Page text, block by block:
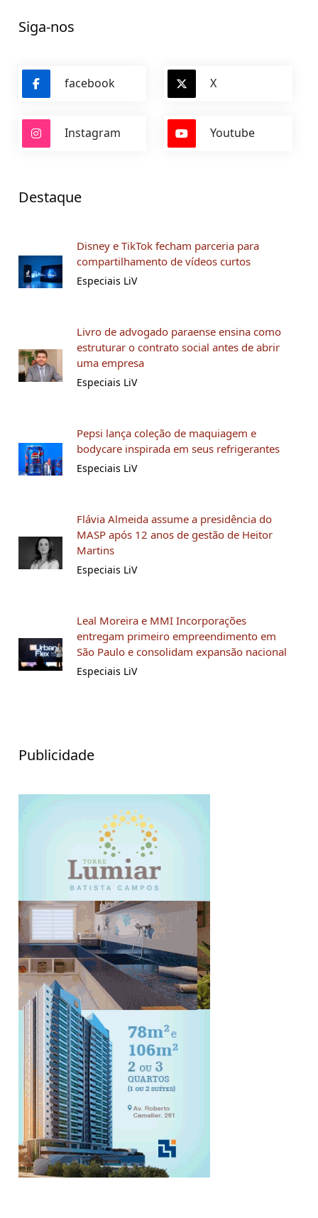
Siga-nos
facebook X
Instagram Youtube
Destaque
Disney e TikTok fecham parceria para
compartilhamento de vídeos curtos
Especiais LiV
Livro de advogado paraense ensina como
estruturar o contrato social antes de abrir
uma empresa
Especiais LiV
Pepsi lança coleção de maquiagem e
bodycare inspirada em seus refrigerantes
Especiais LiV
Flávia Almeida assume a presidência do
MASP após 12 anos de gestão de Heitor
Martins
Especiais LiV
Leal Moreira e MMI Incorporações
entregam primeiro empreendimento em
São Paulo e consolidam expansão nacional
Especiais LiV
Publicidade